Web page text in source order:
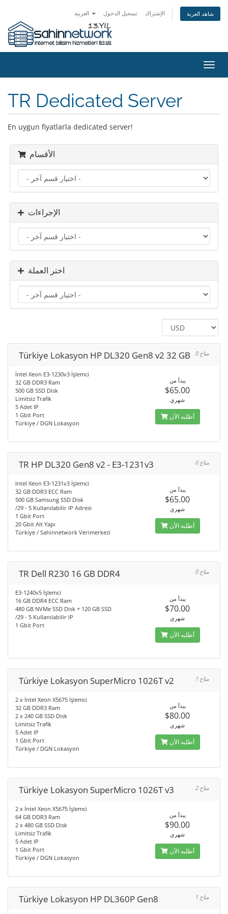
تسجيل الدخول الإشتراك شاهد العربة
تبديل
التنقل
TR Dedicated Server
En uygun fiyatlarla dedicated server!
الأقسام
الإجراءات
اختر العملة
Türkiye Lokasyon HP DL320 Gen8 v2 32 GB 0 متاح
İntel Xeon E3-1230v3 İşlemci
32 GB DDR3 Ram
500 GB SSD Disk
Limitsiz Trafik
5 Adet IP
1 Gbit Port
Türkiye / DGN Lokasyon
يبدأ من
$65.00
شهري
أطلبه الآن
TR HP DL320 Gen8 v2 - E3-1231v3 0 متاح
Intel Xeon E3-1231v3 İşlemci
32 GB DDR3 ECC Ram
500 GB Samsung SSD Disk
/29 - 5 Kullanılabilir IP Adresi
1 Gbit Port
20 Gbit Alt Yapı
Türkiye / Sahinnetwork Verimerkezi
يبدأ من
$65.00
شهري
أطلبه الآن
TR Dell R230 16 GB DDR4 0 متاح
E3-1240v5 İşlemci
16 GB DDR4 ECC Ram
480 GB NVMe SSD Disk + 120 GB SSD
/29 - 5 Kullanılabilir IP
1 Gbit Port
يبدأ من
$70.00
شهري
أطلبه الآن
Türkiye Lokasyon SuperMicro 1026T v2 1 متاح
2 x İntel Xeon X5675 İşlemci
32 GB DDR3 Ram
2 x 240 GB SSD Disk
Limitsiz Trafik
5 Adet IP
1 Gbit Port
Türkiye / DGN Lokasyon
يبدأ من
$80.00
شهري
أطلبه الآن
Türkiye Lokasyon SuperMicro 1026T v3 2 متاح
2 x İntel Xeon X5675 İşlemci
64 GB DDR3 Ram
2 x 480 GB SSD Disk
Limitsiz Trafik
5 Adet IP
1 Gbit Port
Türkiye / DGN Lokasyon
يبدأ من
$90.00
شهري
أطلبه الآن
Türkiye Lokasyon HP DL360P Gen8 1 متاح